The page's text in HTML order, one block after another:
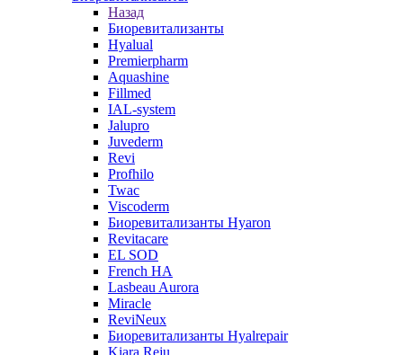
Назад
Биоревитализанты
Hyalual
Premierpharm
Aquashine
Fillmed
IAL-system
Jalupro
Juvederm
Revi
Profhilo
Twac
Viscoderm
Биоревитализанты Hyaron
Revitacare
EL SOD
French HA
Lasbeau Aurora
Miracle
ReviNeux
Биоревитализанты Hyalrepair
Kiara Reju